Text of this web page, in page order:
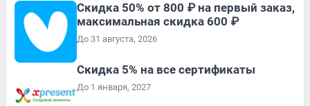
Скидка 50% от 800 ₽ на первый заказ,
максимальная скидка 600 ₽
До 31 августа, 2026
Скидка 5% на все сертификаты
До 1 января, 2027